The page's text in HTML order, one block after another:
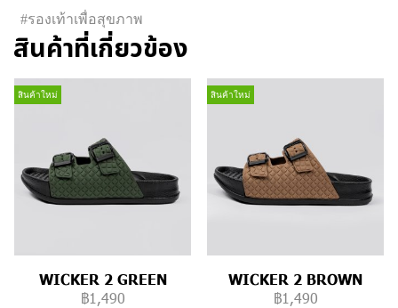
#รองเท้าเพื่อสุขภาพ
สินค้าที่เกี่ยวข้อง
สินค้าใหม่
WICKER 2 GREEN
฿1,490
สินค้าใหม่
WICKER 2 BROWN
฿1,490